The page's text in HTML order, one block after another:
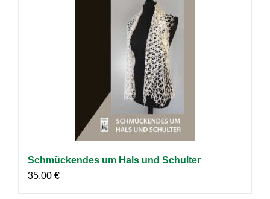
Schmückendes um Hals und Schulter
35,00 €